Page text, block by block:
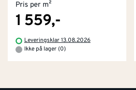
Pris per m²
1 559,-
Leveringsklar 13.08.2026
Ikke på lager (0)
Kjøpsbetingelser
Tjenester
Montér Klubb
Byggevarehus og åpningstider
Prismatch